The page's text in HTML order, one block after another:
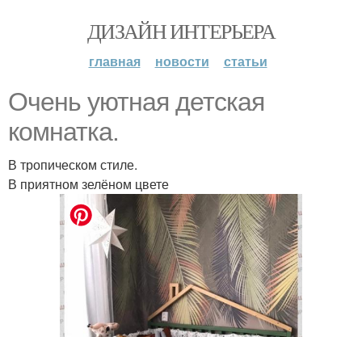
ДИЗАЙН ИНТЕРЬЕРА
главная новости статьи
Очень уютная детская
комнатка.
В тропическом стиле.
В приятном зелёном цвете